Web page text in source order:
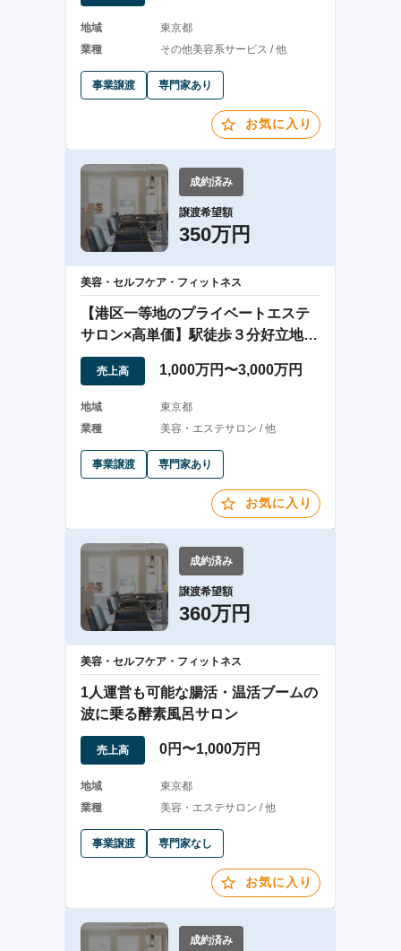
地域
東京都
業種
その他美容系サービス / 他
事業譲渡 専門家あり
お気に入り
成約済み
譲渡希望額
350万円
美容・セルフケア・フィットネス
【港区一等地のプライベートエステ
サロン×高単価】駅徒歩３分好立地☆
高評価
売上高 1,000万円〜3,000万円
地域
東京都
業種
美容・エステサロン / 他
事業譲渡 専門家あり
お気に入り
成約済み
譲渡希望額
360万円
美容・セルフケア・フィットネス
1人運営も可能な腸活・温活ブームの
波に乗る酵素風呂サロン
売上高 0円〜1,000万円
地域
東京都
業種
美容・エステサロン / 他
事業譲渡 専門家なし
お気に入り
成約済み